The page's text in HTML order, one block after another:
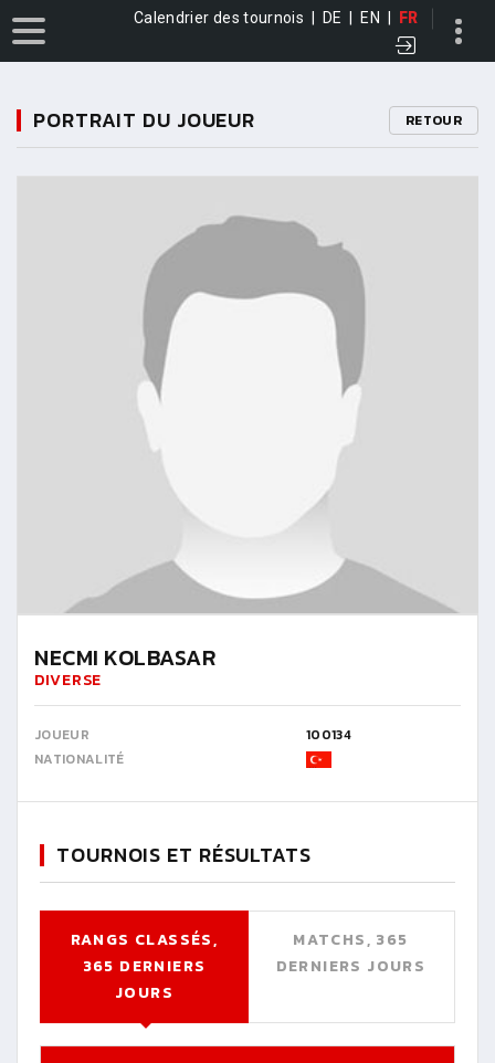
Calendrier des tournois DE EN FR
PORTRAIT DU JOUEUR RETOUR
NECMI KOLBASAR
DIVERSE
JOUEUR
100134
NATIONALITÉ
TOURNOIS ET RÉSULTATS
RANGS CLASSÉS,
365 DERNIERS
JOURS
MATCHS, 365
DERNIERS JOURS